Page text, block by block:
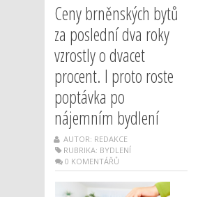
Ceny brněnských bytů
za poslední dva roky
vzrostly o dvacet
procent. I proto roste
poptávka po
nájemním bydlení
AUTOR: REDAKCE
RUBRIKA: BYDLENÍ
0 KOMENTÁŘŮ